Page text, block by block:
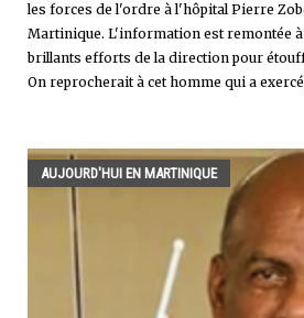
les forces de l'ordre à l'hôpital Pierre
Martinique. L'information est remontée à
brillants efforts de la direction pour
On reprocherait à cet homme qui a
AUJOURD'HUI EN MARTINIQUE